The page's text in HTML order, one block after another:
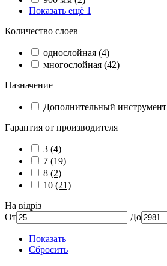
Показать ещё 1
Количество слоев
однослойная (4)
многослойная (42)
Назначение
Дополнительный инструмент
Гарантия от производителя
3 (4)
7 (19)
8 (2)
10 (21)
На відріз
От
До
Показать
Сбросить